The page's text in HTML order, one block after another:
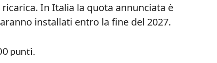
In Italia la quota annunciata è
installati entro la fine del 2027.
punti.